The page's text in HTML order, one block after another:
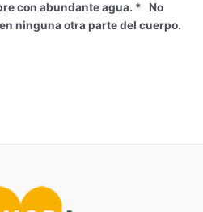
con abundante agua. * No
ninguna otra parte del cuerpo.